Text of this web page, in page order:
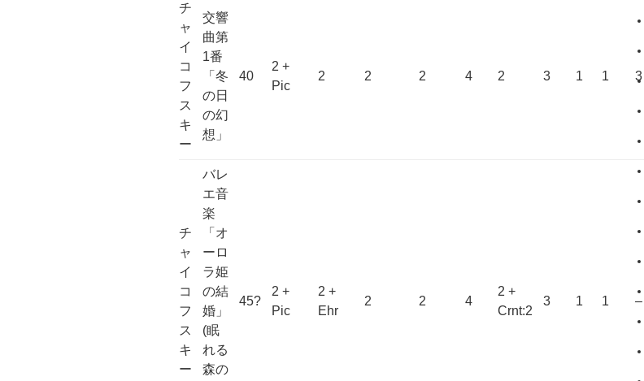
チ
ャ
イ
コ
フ
ス
キ
ー
交響
曲第
1番
「冬
の日
の幻
想」
40
2 +
Pic
2 2 2 4 2 3 1 1 3
チ
ャ
イ
コ
フ
ス
キ
ー
バレ
エ音
楽
「オ
ーロ
ラ姫
の結
婚」
(眠
れる
森の
45?
2 +
Pic
2 +
Ehr
2 2 4
2 +
Crnt:2
3 1 1 –